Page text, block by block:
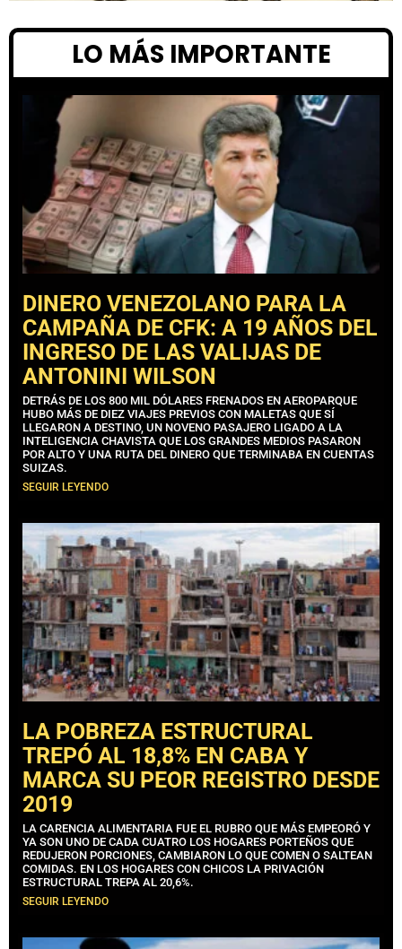
LO MÁS IMPORTANTE
DINERO VENEZOLANO PARA LA
CAMPAÑA DE CFK: A 19 AÑOS DEL
INGRESO DE LAS VALIJAS DE
ANTONINI WILSON
DETRÁS DE LOS 800 MIL DÓLARES FRENADOS EN AEROPARQUE
HUBO MÁS DE DIEZ VIAJES PREVIOS CON MALETAS QUE SÍ
LLEGARON A DESTINO, UN NOVENO PASAJERO LIGADO A LA
INTELIGENCIA CHAVISTA QUE LOS GRANDES MEDIOS PASARON
POR ALTO Y UNA RUTA DEL DINERO QUE TERMINABA EN CUENTAS
SUIZAS.
SEGUIR LEYENDO
LA POBREZA ESTRUCTURAL
TREPÓ AL 18,8% EN CABA Y
MARCA SU PEOR REGISTRO DESDE
2019
LA CARENCIA ALIMENTARIA FUE EL RUBRO QUE MÁS EMPEORÓ Y
YA SON UNO DE CADA CUATRO LOS HOGARES PORTEÑOS QUE
REDUJERON PORCIONES, CAMBIARON LO QUE COMEN O SALTEAN
COMIDAS. EN LOS HOGARES CON CHICOS LA PRIVACIÓN
ESTRUCTURAL TREPA AL 20,6%.
SEGUIR LEYENDO